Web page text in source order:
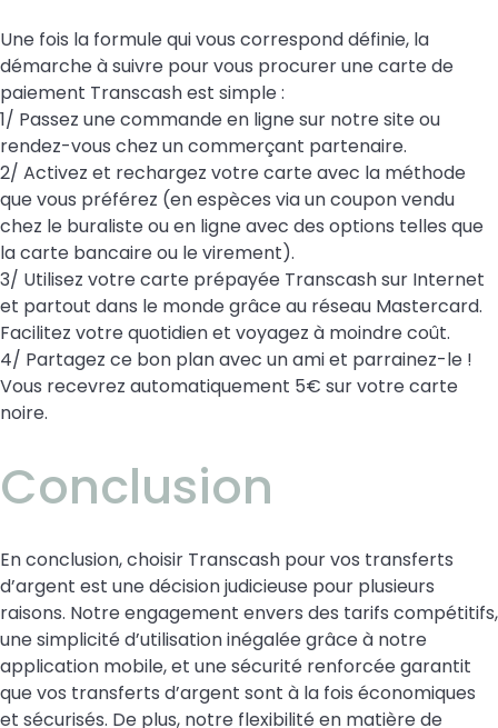
Une fois la formule qui vous correspond définie, la
démarche à suivre pour vous procurer une carte de
paiement Transcash est simple :
1/ Passez une commande en ligne sur notre site ou
rendez-vous chez un commerçant partenaire.
2/ Activez et rechargez votre carte avec la méthode
que vous préférez (en espèces via un coupon vendu
chez le buraliste ou en ligne avec des options telles que
la carte bancaire ou le virement).
3/ Utilisez votre carte prépayée Transcash sur Internet
et partout dans le monde grâce au réseau Mastercard.
Facilitez votre quotidien et voyagez à moindre coût.
4/ Partagez ce bon plan avec un ami et parrainez-le !
Vous recevrez automatiquement 5€ sur votre carte
noire.
Conclusion
En conclusion, choisir Transcash pour vos transferts
d’argent est une décision judicieuse pour plusieurs
raisons. Notre engagement envers des tarifs compétitifs,
une simplicité d’utilisation inégalée grâce à notre
application mobile, et une sécurité renforcée garantit
que vos transferts d’argent sont à la fois économiques
et sécurisés. De plus, notre flexibilité en matière de